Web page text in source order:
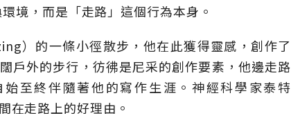
境，而是「走路」這個行為本身。
）的一條小徑散步，他在此獲得靈感，創作了
戶外的步行，彷彿是尼采的創作要素，他邊走路
至終伴隨著他的寫作生涯。神經科學家泰特
在走路上的好理由。